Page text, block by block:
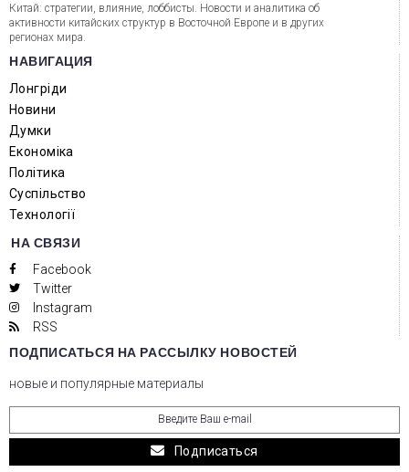
Китай: стратегии, влияние, лоббисты. Новости и аналитика об
активности китайских структур в Восточной Европе и в других
регионах мира.
НАВИГАЦИЯ
Лонгріди
Новини
Думки
Економіка
Політика
Суспільство
Технології
НА СВЯЗИ
Facebook
Twitter
Instagram
RSS
ПОДПИСАТЬСЯ НА РАССЫЛКУ НОВОСТЕЙ
новые и популярные материалы
Подписаться